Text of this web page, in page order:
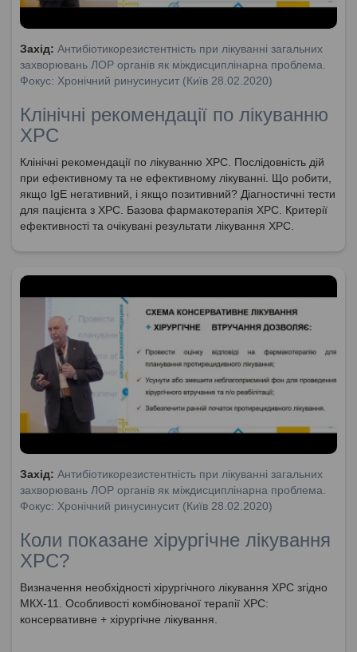
Захід: Антибіотикорезистентність при лікуванні загальних
захворювань ЛОР органів як міждисциплінарна проблема.
Фокус: Хронічний ринусинусит (Київ 28.02.2020)
Клінічні рекомендації по лікуванню
ХРС
Клінічні рекомендації по лікуванню ХРС. Послідовність дій
при ефективному та не ефективному лікуванні. Що робити,
якщо IgE негативний, і якщо позитивний? Діагностичні тести
для пацієнта з ХРС. Базова фармакотерапія ХРС. Критерії
ефективності та очікувані результати лікування ХРС.
Захід: Антибіотикорезистентність при лікуванні загальних
захворювань ЛОР органів як міждисциплінарна проблема.
Фокус: Хронічний ринусинусит (Київ 28.02.2020)
Коли показане хірургічне лікування
ХРС?
Визначення необхідності хірургічного лікування ХРС згідно
МКХ-11. Особливості комбінованої терапії ХРС:
консервативне + хірургічне лікування.